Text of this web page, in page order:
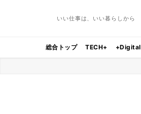
いい仕事は、いい暮らしから
総合トップ TECH+ +Digital